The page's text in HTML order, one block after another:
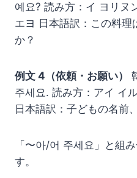
예요? 読み方：イ ヨリヌ
エヨ 日本語訳：この料理
か？
例文 4（依頼・お願い）
주세요. 読み方：アイ イ
日本語訳：子どもの名前
「〜아/어 주세요」と組
す。